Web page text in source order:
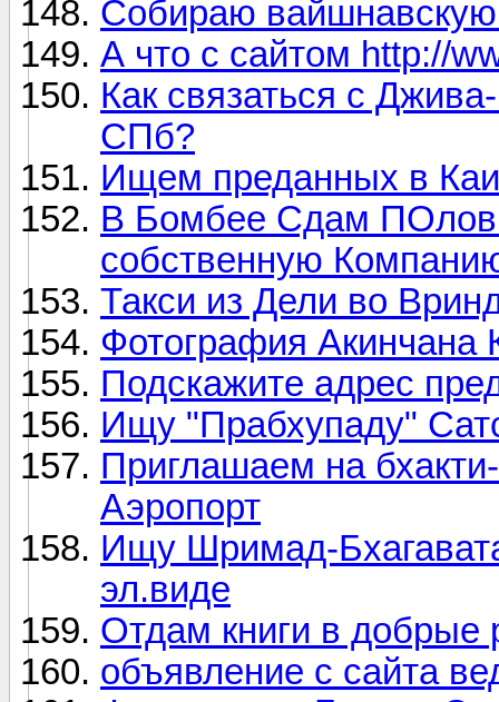
Собираю вайшнавскую
А что с сайтом http://
Как связаться с
СПб?
Ищем преданных в
В Бомбее Сдам
собственную
Такси из Дели во
Фотография
Подскажите адрес
Ищу "Прабхупаду"
Приглашаем на
Аэропорт
Ищу Шримад-
эл.виде
Отдам книги в добрые
объявление с сайта